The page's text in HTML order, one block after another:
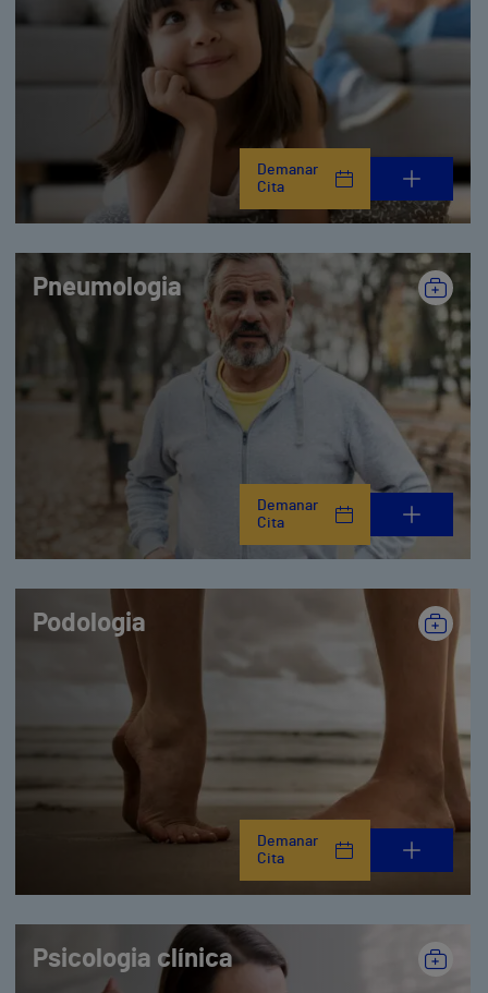
Demanar
Cita
Pneumologia
Demanar
Cita
Podologia
Demanar
Cita
Psicologia clínica